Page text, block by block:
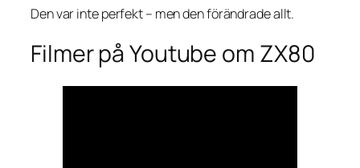
Den var inte perfekt – men den förändrade allt.
Filmer på Youtube om ZX80